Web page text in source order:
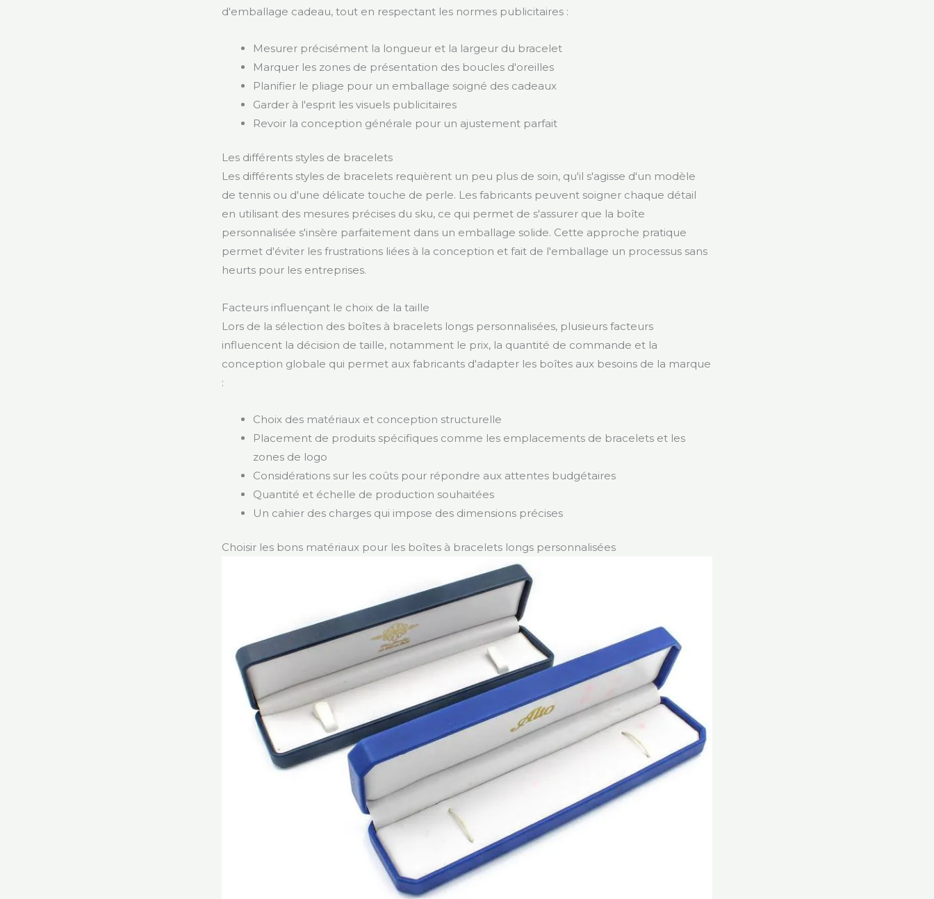
d'emballage cadeau, tout en respectant les normes publicitaires :
Mesurer précisément la longueur et la largeur du bracelet
Marquer les zones de présentation des boucles d'oreilles
Planifier le pliage pour un emballage soigné des cadeaux
Garder à l'esprit les visuels publicitaires
Revoir la conception générale pour un ajustement parfait
Les différents styles de bracelets
Les différents styles de bracelets requièrent un peu plus de soin, qu'il s'agisse d'un modèle
de tennis ou d'une délicate touche de perle. Les fabricants peuvent soigner chaque détail
en utilisant des mesures précises du sku, ce qui permet de s'assurer que la boîte
personnalisée s'insère parfaitement dans un emballage solide. Cette approche pratique
permet d'éviter les frustrations liées à la conception et fait de l'emballage un processus sans
heurts pour les entreprises.
Facteurs influençant le choix de la taille
Lors de la sélection des boîtes à bracelets longs personnalisées, plusieurs facteurs
influencent la décision de taille, notamment le prix, la quantité de commande et la
conception globale qui permet aux fabricants d'adapter les boîtes aux besoins de la marque
:
Choix des matériaux et conception structurelle
Placement de produits spécifiques comme les emplacements de bracelets et les
zones de logo
Considérations sur les coûts pour répondre aux attentes budgétaires
Quantité et échelle de production souhaitées
Un cahier des charges qui impose des dimensions précises
Choisir les bons matériaux pour les boîtes à bracelets longs personnalisées